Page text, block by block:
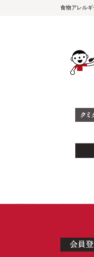
食物アレル